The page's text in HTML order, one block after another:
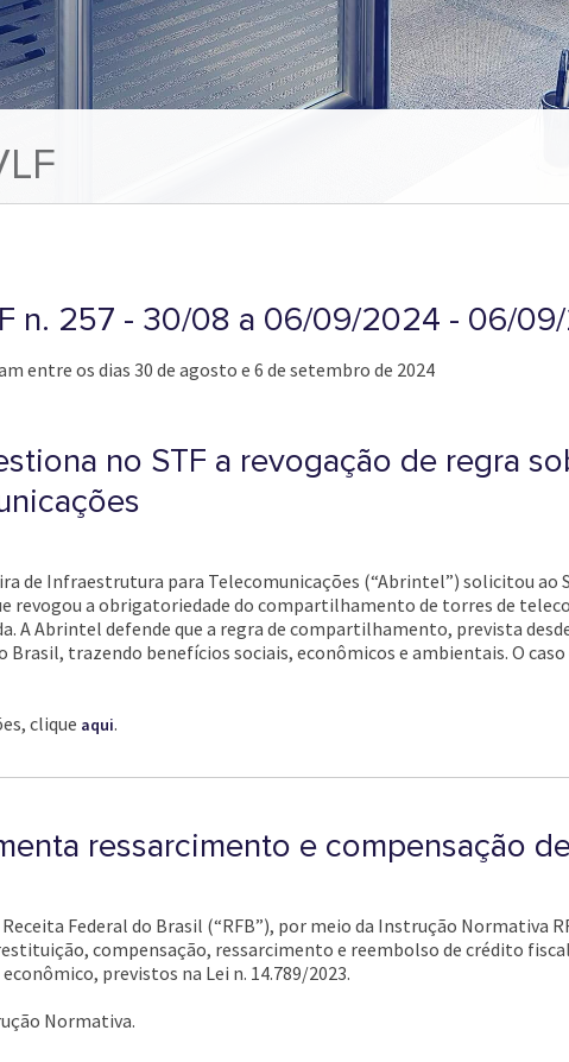
n. 257 - 30/08 a 06/09/2024 - 06/
entre os dias 30 de agosto e 6 de setembro de 2024
no STF a revogação de regra
de Infraestrutura para Telecomunicações (“Abrintel”) solicitou ao
revogou a obrigatoriedade do compartilhamento de torres de
A Abrintel defende que a regra de compartilhamento, prevista
Brasil, trazendo benefícios sociais, econômicos e ambientais. O
clique aqui.
ressarcimento e compensação
Federal do Brasil (“RFB”), por meio da Instrução Normativa
compensação, ressarcimento e reembolso de crédito
previstos na Lei n. 14.789/2023.
Normativa.